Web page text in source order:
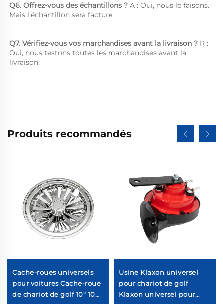
Q6. Offrez-vous des échantillons ? A : Oui, nous le faisons.
Mais l'échantillon sera facturé.
Q7. Vérifiez-vous vos marchandises avant la livraison ? R :
Oui, nous testons toutes les marchandises avant la
livraison.
Produits recommandés
Cache-roues universels
pour voitures Cache-roue
de chariot de golf 10" 10
Usine Klaxon universel
pour chariot de golf
Klaxon universel pour